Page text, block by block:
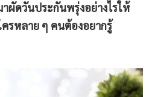
ผัดวันประกันพรุ่งอย่างไรให้
ครหลาย ๆ คนต้องอยากรู้